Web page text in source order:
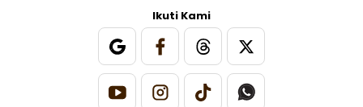
Ikuti Kami